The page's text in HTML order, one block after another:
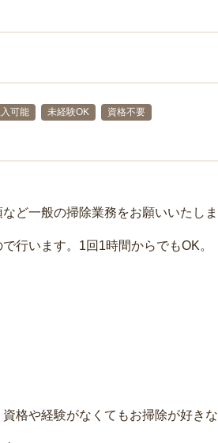
可能 未経験OK
資格不要
ど一般の掃除業務をお願いいたしま
行います。1回1時間からでもOK。
格や経験がなくてもお掃除が好きな